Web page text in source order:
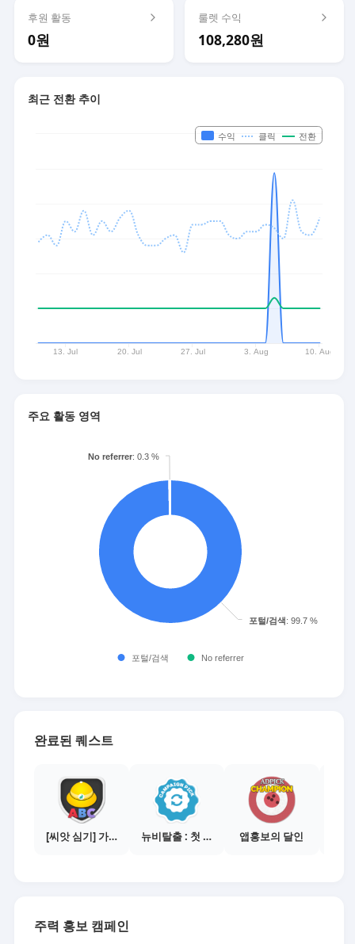
후원 활동
0원
룰렛 수익
108,280원
최근 전환 추이
주요 활동 영역
완료된 퀘스트
[씨앗 심기] 가이드보기 - 매체별 활동 가이드 뉴비탈출 : 첫 전환 달성 앱홍보의 달인
주력 홍보 캠페인